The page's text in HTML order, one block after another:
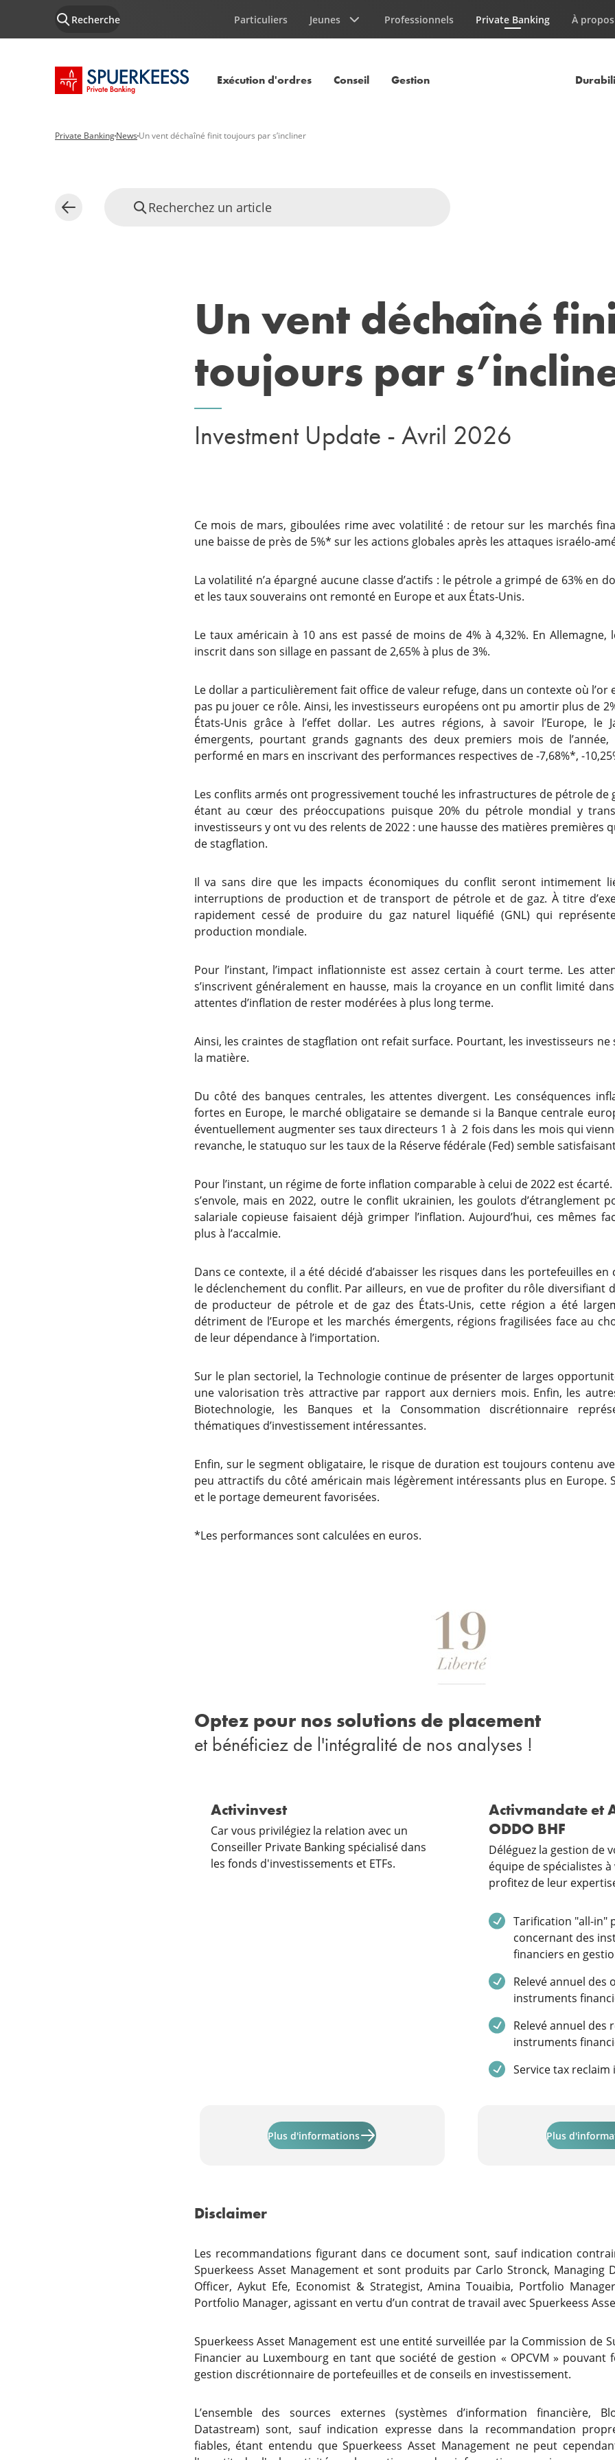
Recherche Particuliers Jeunes Professionnels Private Banking
Page courante À
Accueil SPUERKEESS Exécution d'ordres Conseil Gestion
Private BankingNews Un vent déchaîné finit toujours par s’incliner
Retour Recherchez un article
Un vent déchaîné
toujours par
Investment Update - Avril 2026
Ce mois de mars, giboulées rime avec volatilité : de retour sur les marchés
une baisse de près de 5%* sur les actions globales après les attaques israélo-
La volatilité n’a épargné aucune classe d’actifs : le pétrole a grimpé de 63% en
et les taux souverains ont remonté en Europe et aux États-Unis.
Le taux américain à 10 ans est passé de moins de 4% à 4,32%. En Allemagne,
inscrit dans son sillage en passant de 2,65% à plus de 3%.
Le dollar a particulièrement fait office de valeur refuge, dans un contexte où l’or
pas pu jouer ce rôle. Ainsi, les investisseurs européens ont pu amortir plus de
États-Unis grâce à l’effet dollar. Les autres régions, à savoir l’Europe, le
émergents, pourtant grands gagnants des deux premiers mois de
performé en mars en inscrivant des performances respectives de -7,68%*, -
Les conflits armés ont progressivement touché les infrastructures de pétrole de
étant au cœur des préoccupations puisque 20% du pétrole mondial y
investisseurs y ont vu des relents de 2022 : une hausse des matières premières
de stagflation.
Il va sans dire que les impacts économiques du conflit seront intimement
interruptions de production et de transport de pétrole et de gaz. À titre
rapidement cessé de produire du gaz naturel liquéfié (GNL) qui
production mondiale.
Pour l’instant, l’impact inflationniste est assez certain à court terme. Les
s’inscrivent généralement en hausse, mais la croyance en un conflit limité
attentes d’inflation de rester modérées à plus long terme.
Ainsi, les craintes de stagflation ont refait surface. Pourtant, les investisseurs ne
la matière.
Du côté des banques centrales, les attentes divergent. Les conséquences
fortes en Europe, le marché obligataire se demande si la Banque centrale
éventuellement augmenter ses taux directeurs 1 à 2 fois dans les mois qui
revanche, le statuquo sur les taux de la Réserve fédérale (Fed) semble
Pour l’instant, un régime de forte inflation comparable à celui de 2022 est
s’envole, mais en 2022, outre le conflit ukrainien, les goulots d’étranglement
salariale copieuse faisaient déjà grimper l’inflation. Aujourd’hui, ces mêmes
plus à l’accalmie.
Dans ce contexte, il a été décidé d’abaisser les risques dans les portefeuilles en
le déclenchement du conflit. Par ailleurs, en vue de profiter du rôle diversifiant
de producteur de pétrole et de gaz des États-Unis, cette région a été
détriment de l’Europe et les marchés émergents, régions fragilisées face au
de leur dépendance à l’importation.
Sur le plan sectoriel, la Technologie continue de présenter de larges
une valorisation très attractive par rapport aux derniers mois. Enfin, les
Biotechnologie, les Banques et la Consommation discrétionnaire
thématiques d’investissement intéressantes.
Enfin, sur le segment obligataire, le risque de duration est toujours contenu
peu attractifs du côté américain mais légèrement intéressants plus en Europe.
et le portage demeurent favorisées.
*Les performances sont calculées en euros.
Optez pour nos solutions de placement
et bénéficiez de l'intégralité de nos analyses !
Activinvest
Car vous privilégiez la relation avec un
Conseiller Private Banking spécialisé dans
les fonds d'investissements et ETFs.
Plus d'informationsEn savoir plus sur "Activinvest"
Activmandate et
ODDO BHF
Déléguez la gestion de
équipe de spécialistes
profitez de leur
Service inclus
Tarification "all-in"
concernant des
financiers en
Service inclus
Relevé annuel des
instruments
Service inclus
Relevé annuel des
instruments
Service inclus
Service tax reclaim
Plus
Disclaimer
Les recommandations figurant dans ce document sont, sauf indication
Spuerkeess Asset Management et sont produits par Carlo Stronck, Managing
Officer, Aykut Efe, Economist & Strategist, Amina Touaibia, Portfolio
Portfolio Manager, agissant en vertu d’un contrat de travail avec Spuerkeess
Spuerkeess Asset Management est une entité surveillée par la Commission de
Financier au Luxembourg en tant que société de gestion « OPCVM » pouvant
gestion discrétionnaire de portefeuilles et de conseils en investissement.
L’ensemble des sources externes (systèmes d’information financière,
Datastream) sont, sauf indication expresse dans la recommandation
fiables, étant entendu que Spuerkeess Asset Management ne peut